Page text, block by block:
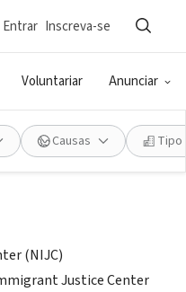
Voluntariar Anunciar
Entrar Inscreva-se
Causas Tipo
(NIJC)
Justice Center